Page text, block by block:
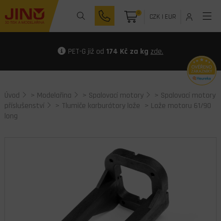
0 CZK| EUR
PET-G již od 174 Kč za kg zde.
Úvod > Modelařina > Spalovací motory > Spalovací motory
příslušenství
> Tlumiče karburátory lože > Lože motoru 61/90
long